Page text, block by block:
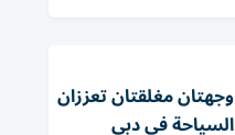
وجهتان مغلقتان تعززان
السياحة في دبي